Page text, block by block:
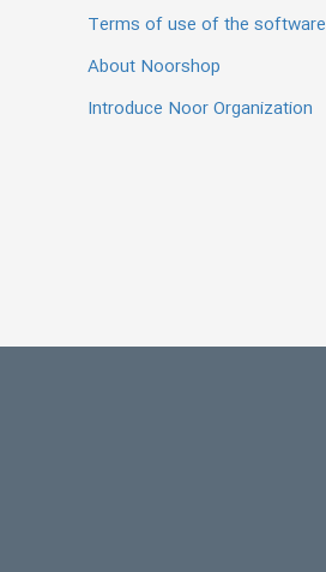
Terms of use of the software
About Noorshop
Introduce Noor Organization